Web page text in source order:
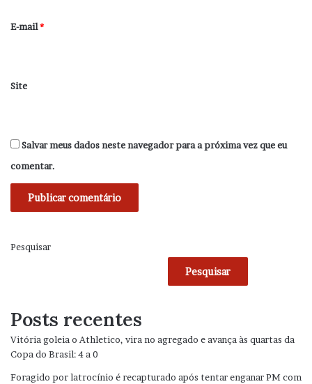
*
E-mail*
Site
Salvar meus dados neste navegador para a próxima vez que eu
comentar.
Pesquisar
Pesquisar
Posts recentes
Vitória goleia o Athletico, vira no agregado e avança às quartas da
Copa do Brasil: 4 a 0
Foragido por latrocínio é recapturado após tentar enganar PM com